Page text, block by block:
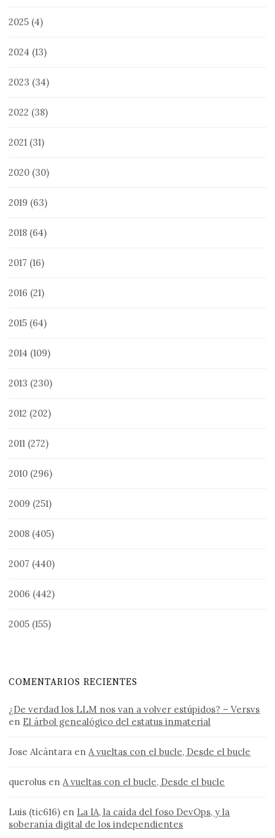
2025 (4)
2024 (13)
2023 (34)
2022 (38)
2021 (31)
2020 (30)
2019 (63)
2018 (64)
2017 (16)
2016 (21)
2015 (64)
2014 (109)
2013 (230)
2012 (202)
2011 (272)
2010 (296)
2009 (251)
2008 (405)
2007 (440)
2006 (442)
2005 (155)
COMENTARIOS RECIENTES
¿De verdad los LLM nos van a volver estúpidos? – Versvs
en El árbol genealógico del estatus inmaterial
Jose Alcántara enA vueltas con el bucle, Desde el bucle
querolus enA vueltas con el bucle, Desde el bucle
Luis (tic616) en La IA, la caída del foso DevOps, y la
soberanía digital de los independientes